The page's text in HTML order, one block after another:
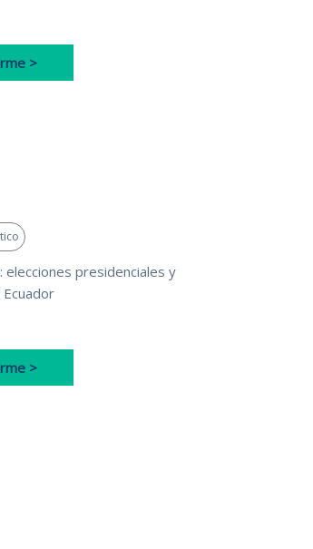
>
elecciones presidenciales y
>